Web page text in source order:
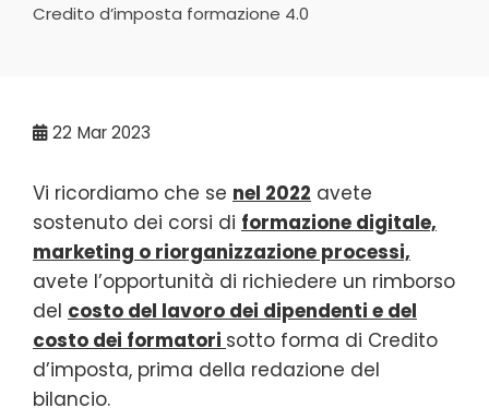
Credito d’imposta formazione 4.0
22 Mar 2023
Vi ricordiamo che se nel 2022 avete
sostenuto dei corsi di formazione digitale,
marketing o riorganizzazione processi,
avete l’opportunità di richiedere un rimborso
del costo del lavoro dei dipendenti e del
costo dei formatori sotto forma di Credito
d’imposta, prima della redazione del
bilancio.